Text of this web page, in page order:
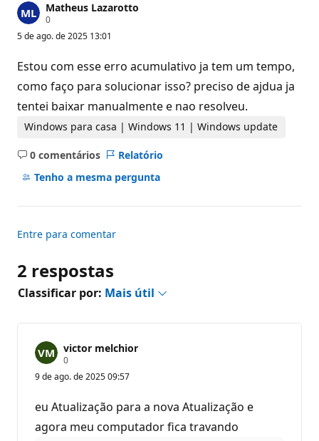
Matheus Lazarotto
0P
n
o
s
d
e
r
p
a
ã
5 de ago. de 2025 13:01
Estou com esse erro acumulativo ja tem um tempo,
como faço para solucionar isso? preciso de ajdua ja
tentei baixar manualmente e nao resolveu.
Windows para casa | Windows 11 | Windows update
0 comentários
Sem
comentários
Relatório
Tenho a mesma pergunta
Entre para comentar
2 respostas
Classificar por: Mais útil
victor melchior
0P
n
o
s
d
e
9 de ago. de 2025 09:57
eu Atualização para a nova Atualização e
agora meu computador fica travando